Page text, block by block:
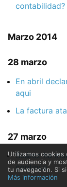
contabilidad?
Marzo 2014
28 marzo
En abril
aqui
La factura
27 marzo
Suárez ha
continúa
Utilizamos
de audiencia y
tu navegación. Si
Más información